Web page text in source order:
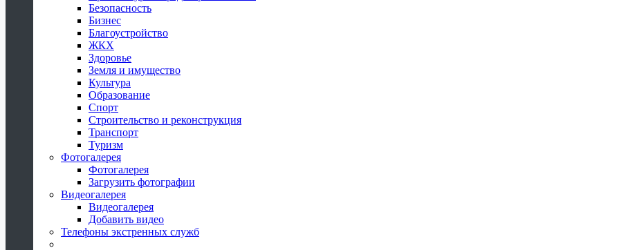
Безопасность
Бизнес
Благоустройство
ЖКХ
Здоровье
Земля и имущество
Культура
Образование
Спорт
Строительство и реконструкция
Транспорт
Туризм
Фотогалерея
Фотогалерея
Загрузить фотографии
Видеогалерея
Видеогалерея
Добавить видео
Телефоны экстренных служб